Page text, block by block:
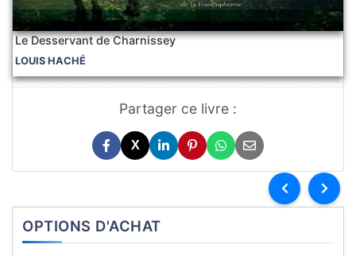
Le Desservant de Charnissey
LOUIS HACHÉ
Partager ce livre :
X
OPTIONS D'ACHAT